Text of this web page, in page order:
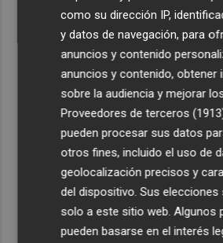
como su dirección IP,
y datos de navegación, para
anuncios y contenido
anuncios y contenido, obtener
sobre la audiencia y mejorar
Proveedores de terceros
pueden procesar sus datos
otros fines, incluido el uso de
geolocalización precisos y
del dispositivo. Sus elecciones
solo a este sitio web. Algunos
pueden basarse en el interés